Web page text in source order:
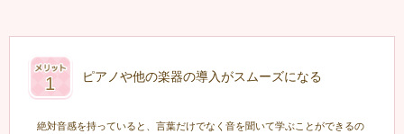
ピアノや他の楽器の導入がスムーズになる
絶対音感を持っていると、言葉だけでなく音を聞いて学ぶことができるの